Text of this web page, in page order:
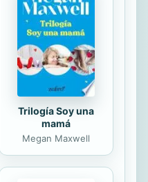
a fijar nuestros
lugar en el testimonio
pasar luego a
el sentido de...
Trilogía Soy una
mamá
Megan Maxwell